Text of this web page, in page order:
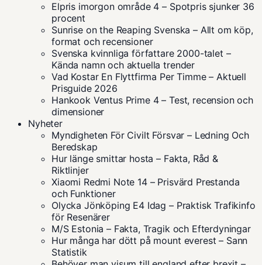
Elpris imorgon område 4 – Spotpris sjunker 36
procent
Sunrise on the Reaping Svenska – Allt om köp,
format och recensioner
Svenska kvinnliga författare 2000-talet –
Kända namn och aktuella trender
Vad Kostar En Flyttfirma Per Timme – Aktuell
Prisguide 2026
Hankook Ventus Prime 4 – Test, recension och
dimensioner
Nyheter
Myndigheten För Civilt Försvar – Ledning Och
Beredskap
Hur länge smittar hosta – Fakta, Råd &
Riktlinjer
Xiaomi Redmi Note 14 – Prisvärd Prestanda
och Funktioner
Olycka Jönköping E4 Idag – Praktisk Trafikinfo
för Resenärer
M/S Estonia – Fakta, Tragik och Efterdyningar
Hur många har dött på mount everest – Sann
Statistik